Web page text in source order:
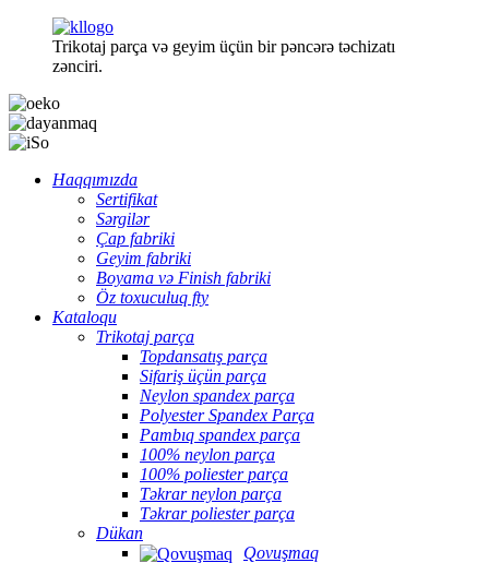
Trikotaj parça və geyim üçün bir pəncərə təchizatı
zənciri.
Haqqımızda
Sertifikat
Sərgilər
Çap fabriki
Geyim fabriki
Boyama və Finish fabriki
Öz toxuculuq fty
Kataloqu
Trikotaj parça
Topdansatış parça
Sifariş üçün parça
Neylon spandex parça
Polyester Spandex Parça
Pambıq spandex parça
100% neylon parça
100% poliester parça
Təkrar neylon parça
Təkrar poliester parça
Dükan
Qovuşmaq